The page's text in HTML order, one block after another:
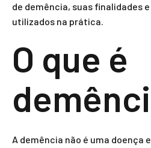
de demência, suas finalidades
utilizados na prática.
O que é
A demência não é uma doença